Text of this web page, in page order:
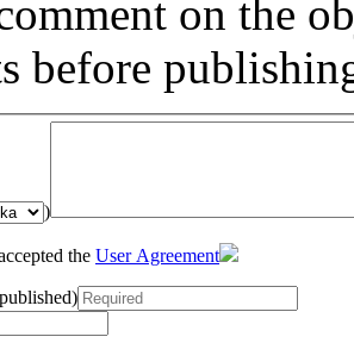
on the
before
)
the User Agreement